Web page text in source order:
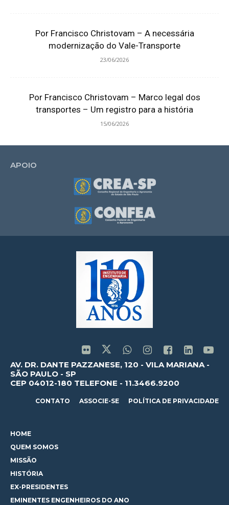
Por Francisco Christovam – A necessária
modernização do Vale-Transporte
23/06/2026
Por Francisco Christovam – Marco legal dos
transportes – Um registro para a história
15/06/2026
APOIO
AV. DR. DANTE PAZZANESE, 120 - VILA MARIANA -
SÃO PAULO - SP
CEP 04012-180 TELEFONE - 11.3466.9200
CONTATO ASSOCIE-SE POLÍTICA DE PRIVACIDADE
HOME
QUEM SOMOS
MISSÃO
HISTÓRIA
EX-PRESIDENTES
EMINENTES ENGENHEIROS DO ANO